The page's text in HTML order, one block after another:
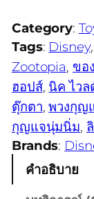
Category:
Tags: Disney,
Zootopia, ขอ
ฮอปส์, นิค ไวล
ตุ๊กตา, พวงกุญ
กุญแจนุ่มนิ่ม,
Brands:
คำอธิบาย